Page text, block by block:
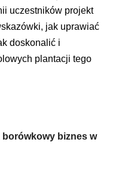
uczestników projekt
jak uprawiać
doskonalić i
plantacji tego
biznes w